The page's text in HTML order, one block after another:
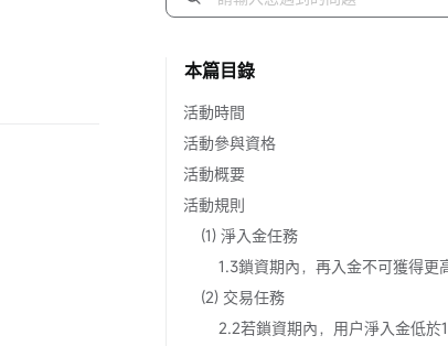
本篇目錄
活動時間
活動參與資格
活動概要
活動規則
(1) 淨入金任務
(2) 交易任務